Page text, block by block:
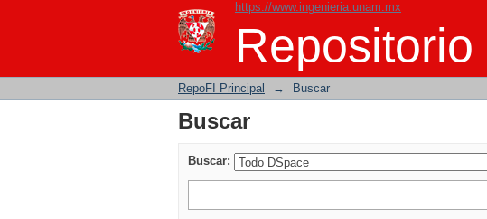
https://www.ingenieria.unam.mx
Buscar
RepoFI Principal → Buscar
Buscar
Buscar: